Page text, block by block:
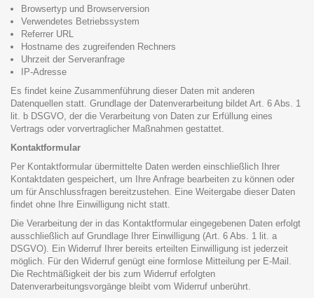
Browsertyp und Browserversion
Verwendetes Betriebssystem
Referrer URL
Hostname des zugreifenden Rechners
Uhrzeit der Serveranfrage
IP-Adresse
Es findet keine Zusammenführung dieser Daten mit anderen
Datenquellen statt. Grundlage der Datenverarbeitung bildet Art. 6 Abs. 1
lit. b DSGVO, der die Verarbeitung von Daten zur Erfüllung eines
Vertrags oder vorvertraglicher Maßnahmen gestattet.
Kontaktformular
Per Kontaktformular übermittelte Daten werden einschließlich Ihrer
Kontaktdaten gespeichert, um Ihre Anfrage bearbeiten zu können oder
um für Anschlussfragen bereitzustehen. Eine Weitergabe dieser Daten
findet ohne Ihre Einwilligung nicht statt.
Die Verarbeitung der in das Kontaktformular eingegebenen Daten erfolgt
ausschließlich auf Grundlage Ihrer Einwilligung (Art. 6 Abs. 1 lit. a
DSGVO). Ein Widerruf Ihrer bereits erteilten Einwilligung ist jederzeit
möglich. Für den Widerruf genügt eine formlose Mitteilung per E-Mail.
Die Rechtmäßigkeit der bis zum Widerruf erfolgten
Datenverarbeitungsvorgänge bleibt vom Widerruf unberührt.